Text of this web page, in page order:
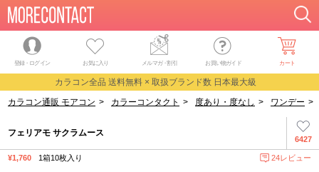
登録・ログイン お気に入り メルマガ・割引 お買い物ガイド カート
カラコン全品 送料無料 × 取扱ブランド数 日本最大級
カラコン通販 モアコン > カラーコンタクト > 度あり・度なし > ワンデー >
6427
フェリアモ サクラムース
¥1,760 1箱10枚入り 24レビュー